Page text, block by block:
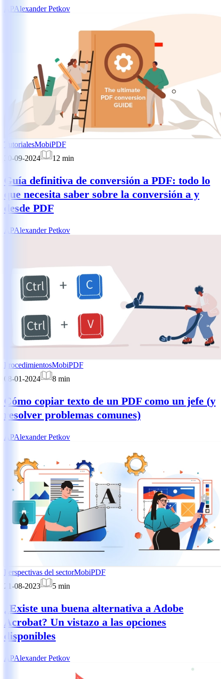
APAlexander Petkov
TutorialesMobiPDF
30-09-2024
12 min
Guía definitiva de conversión a PDF: todo lo
que necesita saber sobre la conversión a y
desde PDF
APAlexander Petkov
ProcedimientosMobiPDF
08-01-2024
8 min
Cómo copiar texto de un PDF como un jefe (y
resolver problemas comunes)
APAlexander Petkov
Perspectivas del sectorMobiPDF
21-08-2023
5 min
¿Existe una buena alternativa a Adobe
Acrobat? Un vistazo a las opciones
disponibles
APAlexander Petkov